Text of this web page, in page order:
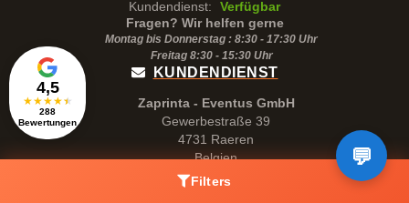
Filters
4,5
★★★★★
288
Bewertungen
Kundendienst:
Verfügbar
Fragen? Wir helfen gerne
Montag bis Donnerstag : 8:30 - 17:30 Uhr
Freitag 8:30 - 15:30Uhr
KUNDENDIENST
Zaprinta - Eventus GmbH
Gewerbestraße 39
4731 Raeren
Belgien
verkauf@zaprinta.com